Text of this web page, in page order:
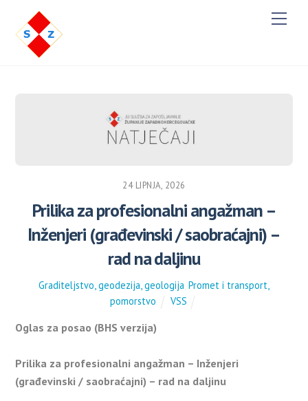
24 LIPNJA, 2026
Prilika za profesionalni angažman –
Inženjeri (građevinski / saobraćajni) –
rad na daljinu
Graditeljstvo, geodezija, geologija Promet i transport,
pomorstvo
VSS
Oglas za posao (BHS verzija)
Prilika za profesionalni angažman – Inženjeri
(građevinski / saobraćajni) – rad na daljinu